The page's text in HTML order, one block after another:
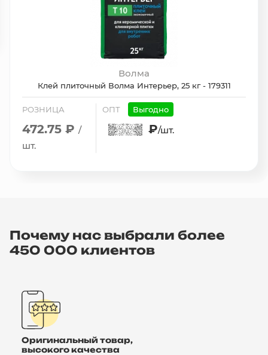
Волма
Клей плиточный Волма Интерьер, 25 кг - 179311
РОЗНИЦА
472.75 ₽ /
шт.
ОПТ Выгодно
₽/шт.
Почему нас выбрали более
450 000 клиентов
Оригинальный товар,
высокого качества